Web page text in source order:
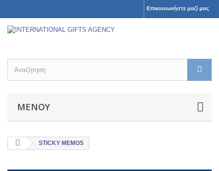
Επικοινωνήστε μαζί μας
ΜΕΝΟΎ
STICKY MEMOS